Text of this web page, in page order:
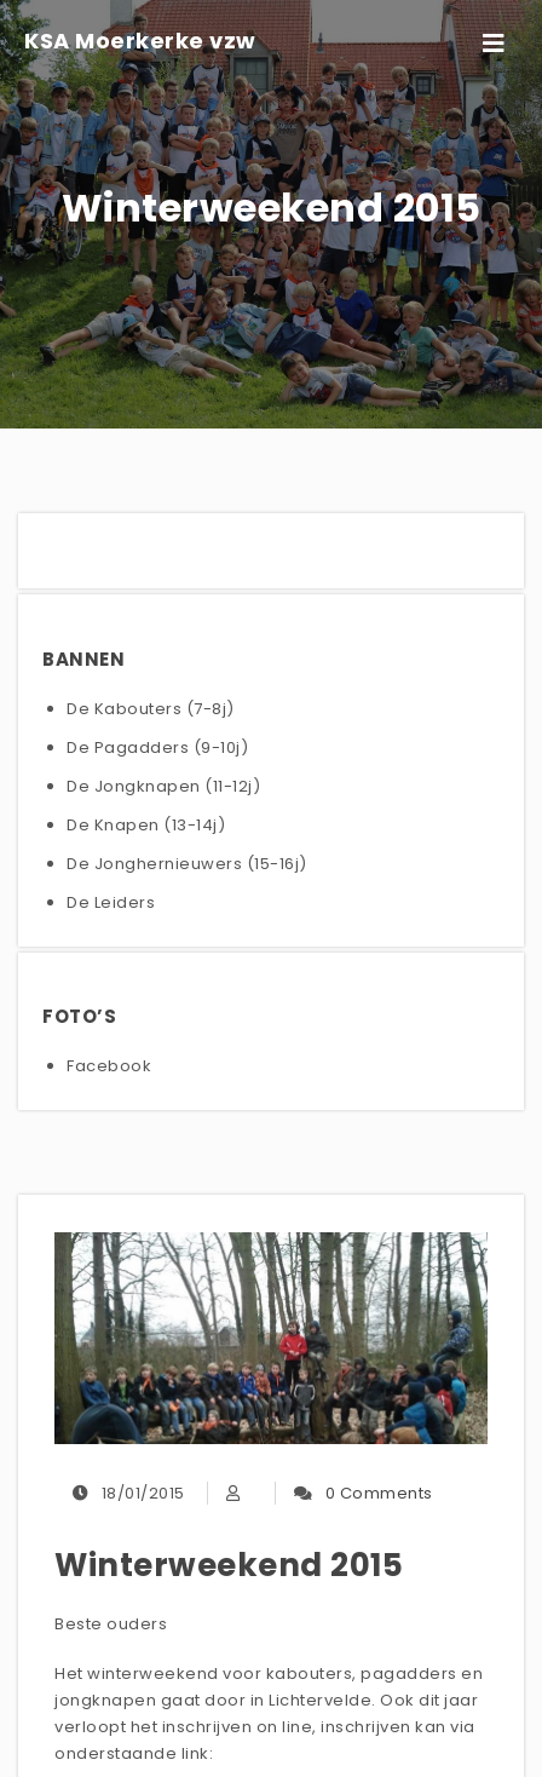
Skip to content
KSA Moerkerke vzw
Toggle
Winterweekend 2015
BANNEN
De Kabouters (7-8j)
De Pagadders (9-10j)
De Jongknapen (11-12j)
De Knapen (13-14j)
De Jonghernieuwers (15-16j)
De Leiders
FOTO’S
Facebook
18/01/2015 0 Comments
Winterweekend 2015
Beste ouders
Het winterweekend voor kabouters, pagadders en
jongknapen gaat door in Lichtervelde. Ook dit jaar
verloopt het inschrijven on line, inschrijven kan via
onderstaande link: